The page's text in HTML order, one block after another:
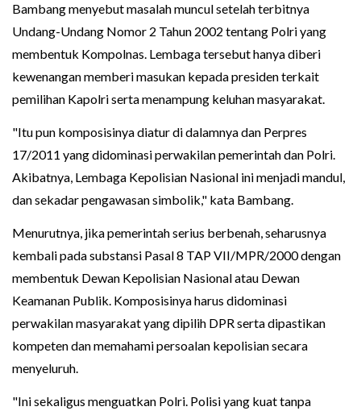
Bambang menyebut masalah muncul setelah terbitnya
Undang-Undang Nomor 2 Tahun 2002 tentang Polri yang
membentuk Kompolnas. Lembaga tersebut hanya diberi
kewenangan memberi masukan kepada presiden terkait
pemilihan Kapolri serta menampung keluhan masyarakat.
"Itu pun komposisinya diatur di dalamnya dan Perpres
17/2011 yang didominasi perwakilan pemerintah dan Polri.
Akibatnya, Lembaga Kepolisian Nasional ini menjadi mandul,
dan sekadar pengawasan simbolik," kata Bambang.
Menurutnya, jika pemerintah serius berbenah, seharusnya
kembali pada substansi Pasal 8 TAP VII/MPR/2000 dengan
membentuk Dewan Kepolisian Nasional atau Dewan
Keamanan Publik. Komposisinya harus didominasi
perwakilan masyarakat yang dipilih DPR serta dipastikan
kompeten dan memahami persoalan kepolisian secara
menyeluruh.
"Ini sekaligus menguatkan Polri. Polisi yang kuat tanpa